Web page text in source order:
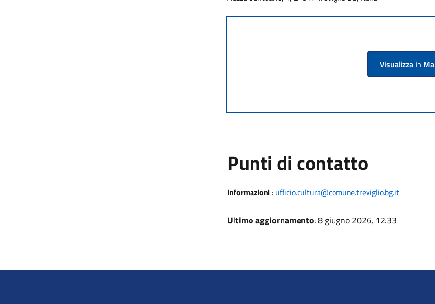
Visualizza in
Punti di contatto
informazioni: ufficio.cultura@comune.treviglio.bg.it
Ultimo aggiornamento: 8 giugno 2026, 12:33